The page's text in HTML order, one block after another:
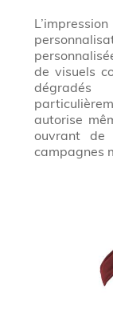
de visuels
autorise
ouvrant de
campagnes